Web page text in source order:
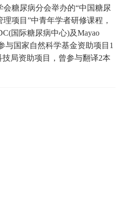
会糖尿病分会举办的“中国糖尿
理项目”中青年学者研修课程，
国际糖尿病中心)及Mayao
与国家自然科学基金资助项目1
局资助项目，曾参与翻译2本